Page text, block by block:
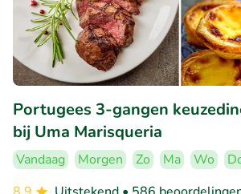
Portugees 3-gangen
bij Uma Marisqueria
Vandaag Morgen Zo Ma Wo